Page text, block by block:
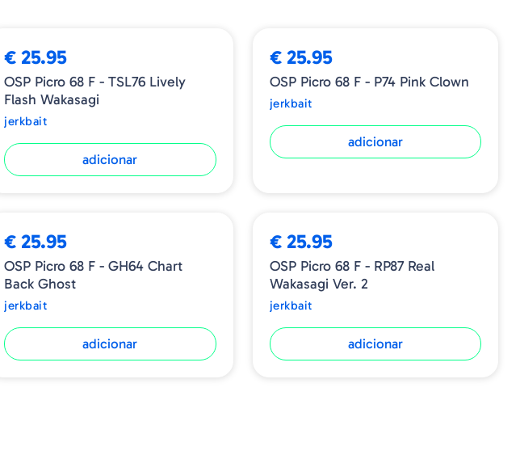
seletivo ao produzir um pequeno peixe moribundo. Se você adicionar um
pequeno empurrão na superfície da água, ele mergulha com o som de popper ou
darter e estimula o instinto predatório do bass.
Tamanho - 68 mm
Peso - 4.4 gr.
€ 25.95
OSP Picro 68 F - TSL76 Lively
Flash Wakasagi
jerkbait
adicionar
€ 25.95
OSP Picro 68 F - P74 Pink Clown
jerkbait
adicionar
€ 25.95
OSP Picro 68 F - GH64 Chart
Back Ghost
jerkbait
adicionar
€ 25.95
OSP Picro 68 F - RP87 Real
Wakasagi Ver. 2
jerkbait
adicionar